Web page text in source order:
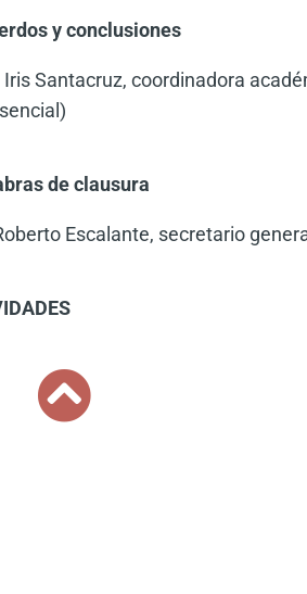
y conclusiones
Iris Santacruz, coordinadora
de clausura
Escalante, secretario